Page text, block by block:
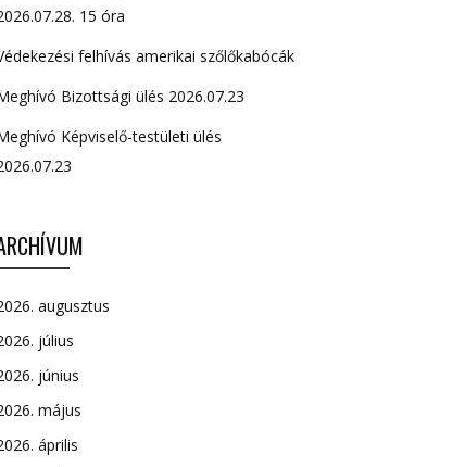
15 óra
felhívás amerikai szőlőkabócák
Bizottsági ülés 2026.07.23
Képviselő-testületi ülés
augusztus
július
június
május
április